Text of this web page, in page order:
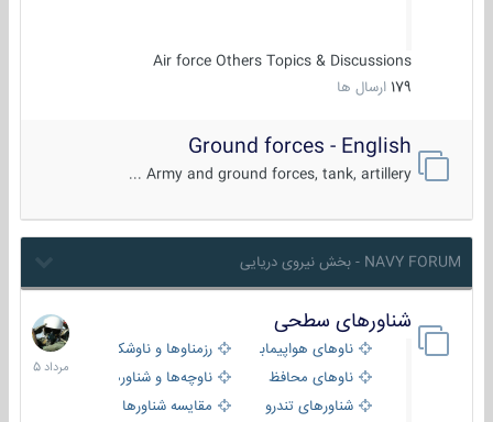
Air force Others Topics & Discussions
179 ارسال ها
Ground forces - English
Army and ground forces, tank, artillery ...
NAVY FORUM - بخش نیروی دریایی
شناورهای سطحی
ناوهای هواپیمابر و بالگرد بررزمناوها و ناوشکن‌ها
ناوهای محافظ
ناوچه‌ها و شناورهای گشتی
شناورهای تندرو
مقایسه شناورها
2
مرداد
1405